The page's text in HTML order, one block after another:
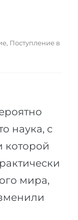
, Поступление в
наука, с
которой
мира,